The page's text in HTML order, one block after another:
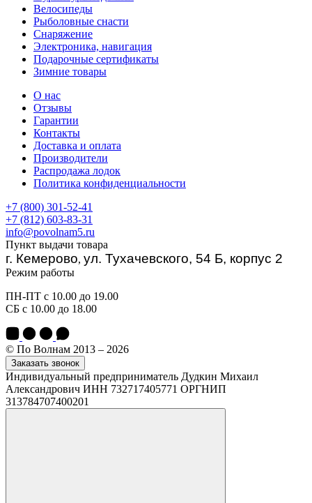
Велосипеды
Рыболовные снасти
Снаряжение
Электроника, навигация
Подарочные сертификаты
Зимние товары
О нас
Отзывы
Гарантии
Контакты
Доставка и оплата
Производители
Распродажа лодок
Политика конфиденциальности
+7 (800) 301-52-41
+7 (812) 603-83-31
info@povolnam5.ru
Пункт выдачи товара
г. Кемерово, ул. Тухачевского, 54 Б, корпус 2
Режим работы
ПН-ПТ с 10.00 до 19.00
СБ с 10.00 до 18.00
© По Волнам 2013 – 2026
Заказать звонок
Индивидуальный предприниматель Дудкин Михаил
Александрович ИНН 732717405771 ОРГНИП
313784707400201